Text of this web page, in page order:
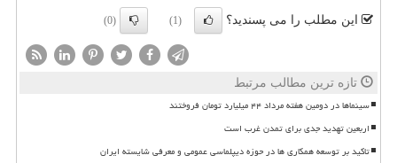
این مطلب را می پسندید؟ (1)
(0)
تازه ترین مطالب مرتبط
سینماها در دومین هفته مرداد ۴۴ میلیارد تومان فروختند
اربعین تهدید جدی برای تمدن غرب است
تاکید بر توسعه همکاری ها در حوزه دیپلماسی عمومی و معرفی شایسته ایران